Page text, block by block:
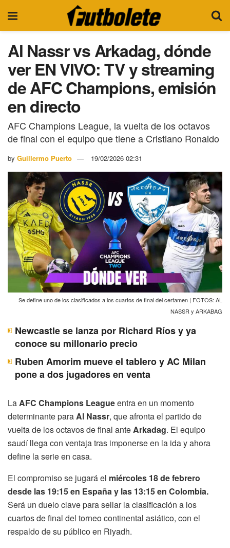
Al Nassr vs Arkadag, dónde
ver EN VIVO: TV y streaming
de AFC Champions, emisión
en directo
AFC Champions League, la vuelta de los octavos
de final con el equipo que tiene a Cristiano Ronaldo
by Guillermo Puerto 19/02/2026 02:31
Se define uno de los clasificados a los cuartos de final del certamen | FOTOS: AL
NASSR y ARKABAG
Newcastle se lanza por Richard Ríos y ya
conoce su millonario precio
Ruben Amorim mueve el tablero y AC Milan
pone a dos jugadores en venta
LaAFC Champions Leagueentra en un momento
determinante paraAl Nassr, que afronta el partido de
vuelta de los octavos de final anteArkadag. El equipo
saudí llega con ventaja tras imponerse en la ida y ahora
define la serie en casa.
El compromiso se jugará el miércoles 18 de febrero
desde las 19:15 en España y las 13:15 en Colombia.
Será un duelo clave para sellar la clasificación a los
cuartos de final del torneo continental asiático, con el
respaldo de su público en Riyadh.